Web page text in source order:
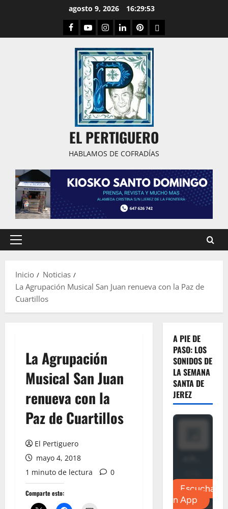
agosto 9, 2026 16:29:53
Facebook
YoutubeInstagram
LinkedPinterestDribbble
EL PERTIGUERO
HABLAMOS DE COFRADÍAS
Menú
Inicio
Noticias
La Agrupación Musical San Juan renueva con la Paz de
Cuartillos
La Agrupación
Musical San Juan
renueva con la
Paz de Cuartillos
El Pertiguero
mayo 4, 2018
1 minuto de lectura
0
Comparte esto:
A PIE DE
PASO: LOS
SONIDOS DE
LA SEMANA
SANTA DE
JEREZ